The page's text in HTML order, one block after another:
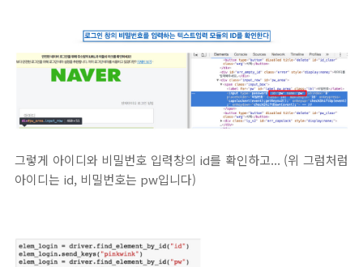
그렇게 아이디와 비밀번호 입력창의 id를 확인하고... (위 그럼처럼
아이디는 id, 비밀번호는 pw입니다)